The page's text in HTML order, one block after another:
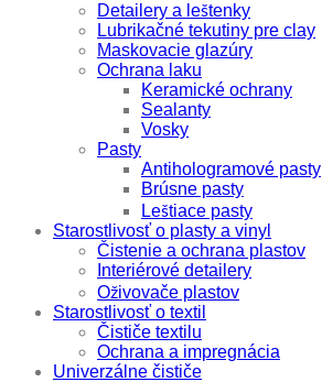
Detailery a leštenky
Lubrikačné tekutiny pre clay
Maskovacie glazúry
Ochrana laku
Keramické ochrany
Sealanty
Vosky
Pasty
Antihologramové pasty
Brúsne pasty
Leštiace pasty
Starostlivosť o plasty a vinyl
Čistenie a ochrana plastov
Interiérové detailery
Oživovače plastov
Starostlivosť o textil
Čističe textilu
Ochrana a impregnácia
Univerzálne čističe